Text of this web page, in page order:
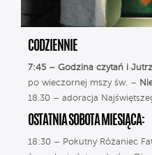
CODZIENNIE
7:45 – Godzina czytań i
po wieczornej mszy św. –
18.30 – adoracja
OSTATNIA SOBOTA MIESIĄCA:
18:30 – Pokutny Różaniec